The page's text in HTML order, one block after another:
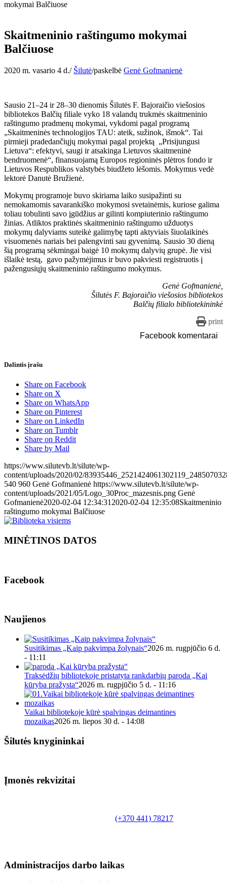
mokymai Balčiuose
Skaitmeninio raštingumo mokymai
Balčiuose
2020 m. vasario 4 d./ Šilutė/paskelbė Genė Gofmanienė
Sausio 21–24 ir 28–30 dienomis Šilutės F. Bajoraičio viešosios
bibliotekos Balčių filiale vyko 18 valandų trukmės skaitmeninio
raštingumo pradmenų mokymai, vykdomi pagal programą
„Skaitmeninės technologijos TAU: ateik, sužinok, išmok“. Tai
pirmieji pradedančiųjų mokymai pagal projektą „Prisijungusi
Lietuva“: efektyvi, saugi ir atsakinga Lietuvos skaitmeninė
bendruomenė“, finansuojamą Europos regioninės plėtros fondo ir
Lietuvos Respublikos valstybės biudžeto lėšomis. Mokymus vedė
lektorė Danutė Bružienė.
Mokymų programoje buvo skiriama laiko susipažinti su
nemokamomis savarankiško mokymosi svetainėmis, kuriose galima
toliau tobulinti savo įgūdžius ar gilinti kompiuterinio raštingumo
žinias. Atliktos praktinės skaitmeninio raštingumo užduotys
mokymų dalyviams suteikė galimybę tapti aktyviais šiuolaikinės
visuomenės nariais bei palengvinti sau gyvenimą. Sausio 30 dieną
šią programą sėkmingai baigė 10 mokymų dalyvių grupė. Jie visi
išlaikė testą, gavo pažymėjimus ir buvo pakviesti registruotis į
pažengusiųjų skaitmeninio raštingumo mokymus.
Genė Gofmanienė,
Šilutės F. Bajoraičio viešosios bibliotekos
Balčių filialo bibliotekininkė
print
Facebook komentarai
Dalintis įrašu
Share on Facebook
Share on X
Share on WhatsApp
Share on Pinterest
Share on LinkedIn
Share on Tumblr
Share on Reddit
Share by Mail
https://www.silutevb.lt/silute/wp-
content/uploads/2020/02/
540 960 Genė Gofmanienė https://www.silutevb.lt/silute/wp-
content/uploads/2021/05/Logo_30Proc_mazesnis.png Genė
Gofmanienė2020-02-04 12:34:312020-02-04 12:35:08Skaitmeninio
raštingumo mokymai Balčiuose
MINĖTINOS DATOS
Facebook
Naujienos
Susitikimas „Kaip pakvimpa žolynais“2026 m. rugpjūčio 6 d.
- 11:11
Traksėdžių bibliotekoje pristatyta rankdarbių paroda „Kai
kūryba pražysta“2026 m. rugpjūčio 5 d. - 11:16
Vaikai bibliotekoje kūrė spalvingas deimantines
mozaikas2026 m. liepos 30 d. - 14:08
Šilutės knygininkai
Įmonės rekvizitai
(+370 441) 78217
Administracijos darbo laikas